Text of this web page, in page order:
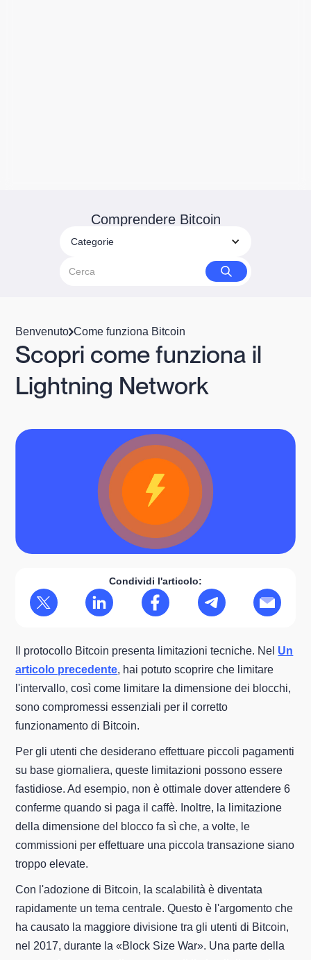
Comprendere Bitcoin
Categorie
Benvenuto Come funziona Bitcoin
Scopri come funziona il
Lightning Network
Condividi l'articolo:
Il protocollo Bitcoin presenta limitazioni tecniche. Nel Un
articolo precedente, hai potuto scoprire che limitare
l'intervallo, così come limitare la dimensione dei blocchi,
sono compromessi essenziali per il corretto
funzionamento di Bitcoin.
Per gli utenti che desiderano effettuare piccoli pagamenti
su base giornaliera, queste limitazioni possono essere
fastidiose. Ad esempio, non è ottimale dover attendere 6
conferme quando si paga il caffè. Inoltre, la limitazione
della dimensione del blocco fa sì che, a volte, le
commissioni per effettuare una piccola transazione siano
troppo elevate.
Con l'adozione di Bitcoin, la scalabilità è diventata
rapidamente un tema centrale. Questo è l'argomento che
ha causato la maggiore divisione tra gli utenti di Bitcoin,
nel 2017, durante la «Block Size War». Una parte della